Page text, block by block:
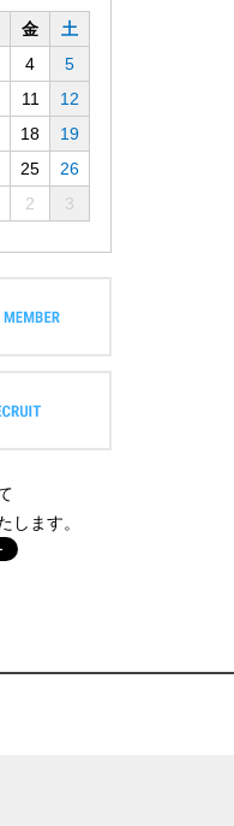
金
土
4
5
11
12
18
19
25
26
2 3
します。